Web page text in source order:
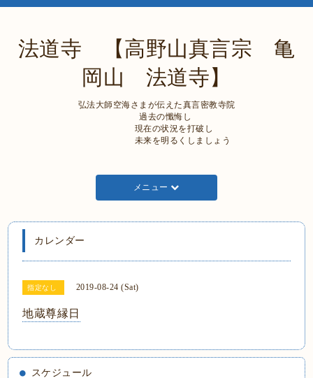
法道寺 【高野山真言宗 亀
岡山 法道寺】
弘法大師空海さまが伝えた真言密教寺院
過去の懺悔し
現在の状況を打破し
未来を明るくしましょう
メニュー
カレンダー
指定なし 2019-08-24 (Sat)
地蔵尊縁日
スケジュール